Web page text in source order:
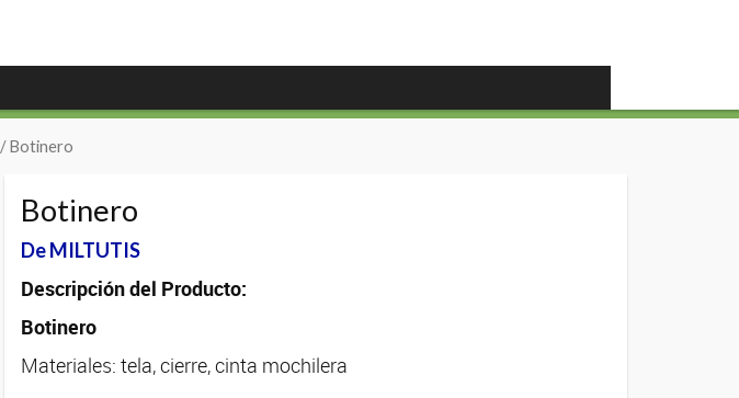
/ Botinero
Botinero
De MILTUTIS
Descripción del Producto:
Botinero
Materiales: tela, cierre, cinta mochilera